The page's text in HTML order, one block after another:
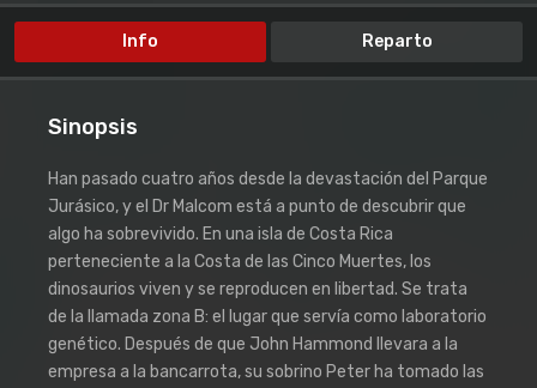
Info Reparto
Sinopsis
Han pasado cuatro años desde la devastación del Parque
Jurásico, y el Dr Malcom está a punto de descubrir que
algo ha sobrevivido. En una isla de Costa Rica
perteneciente a la Costa de las Cinco Muertes, los
dinosaurios viven y se reproducen en libertad. Se trata
de la llamada zona B: el lugar que servía como laboratorio
genético. Después de que John Hammond llevara a la
empresa a la bancarrota, su sobrino Peter ha tomado las